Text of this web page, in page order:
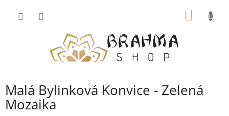
Malá Bylinková Konvice - Zelená
Mozaika